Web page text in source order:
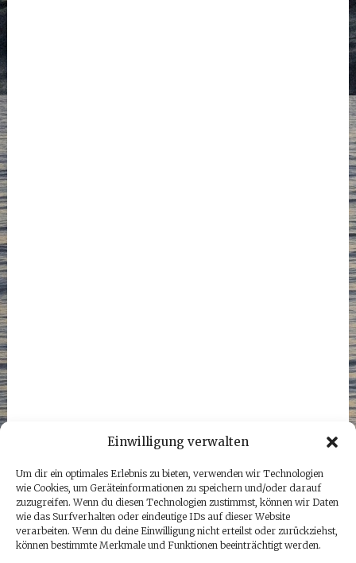
Einwilligung verwalten
Um dir ein optimales Erlebnis zu bieten, verwenden wir Technologien
wie Cookies, um Geräteinformationen zu speichern und/oder darauf
zuzugreifen. Wenn du diesen Technologien zustimmst, können wir Daten
wie das Surfverhalten oder eindeutige IDs auf dieser Website
verarbeiten. Wenn du deine Einwilligung nicht erteilst oder zurückziehst,
können bestimmte Merkmale und Funktionen beeinträchtigt werden.